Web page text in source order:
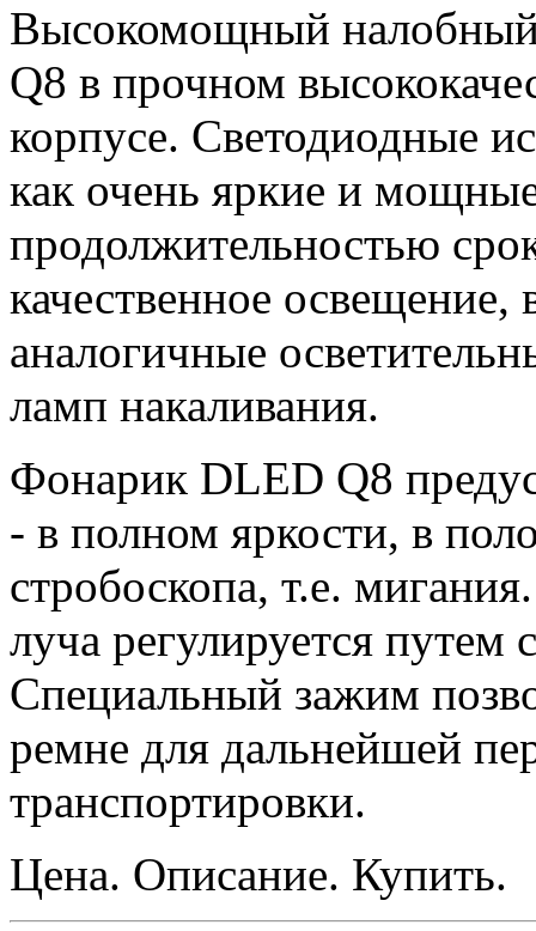
Высокомощный
Q8 в прочном
корпусе. Светодиодные
как очень яркие и
продолжительностью
качественное
аналогичные
ламп накаливания.
Фонарик DLED Q8
- в полном яркости, в
стробоскопа, т.е.
луча регулируется
Специальный зажим
ремне для дальнейшей
транспортировки.
Цена. Описание. Купить.